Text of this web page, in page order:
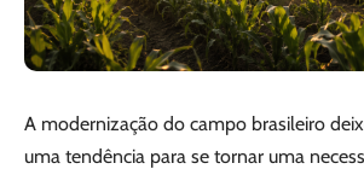
A modernização do campo brasileiro
uma tendência para se tornar uma